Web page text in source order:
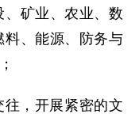
矿业、农业、数
、能源、防务与
往，开展紧密的文